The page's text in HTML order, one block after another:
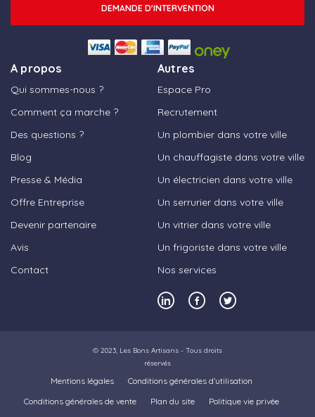
A propos
Qui sommes-nous ?
Comment ça marche ?
Des questions ?
Blog
Presse & Média
Offre Entreprise
Devenir partenaire
Avis
Contact
Autres
Espace Pro
Recrutement
Un plombier dans votre ville
Un chauffagiste dans votre ville
Un électricien dans votre ville
Un serrurier dans votre ville
Un vitrier dans votre ville
Un frigoriste dans votre ville
Nos services
DEMANDE D'INTERVENTION
© 2023, Les Bons Artisans - Tous droits
réservés
Mentions légales
Conditions générales d’utilisation
Conditions générales de vente
Plan du site Politique vie privée